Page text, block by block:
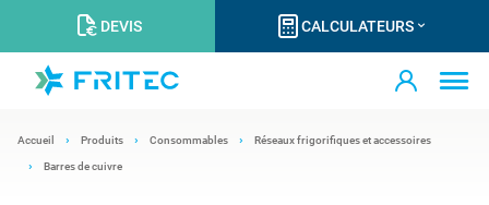
DEVIS CALCULATEURS
Accueil Produits Consommables Réseaux frigorifiques et accessoires
Barres de cuivre